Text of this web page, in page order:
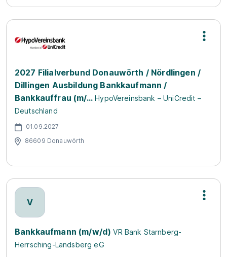
2027 Filialverbund Donauwörth / Nördlingen /
Dillingen Ausbildung Bankkaufmann /
Bankkauffrau (m/... HypoVereinsbank – UniCredit –
Deutschland
01.09.2027
86609 Donauwörth
V
Bankkaufmann (m/w/d) VR Bank Starnberg-
Herrsching-Landsberg eG